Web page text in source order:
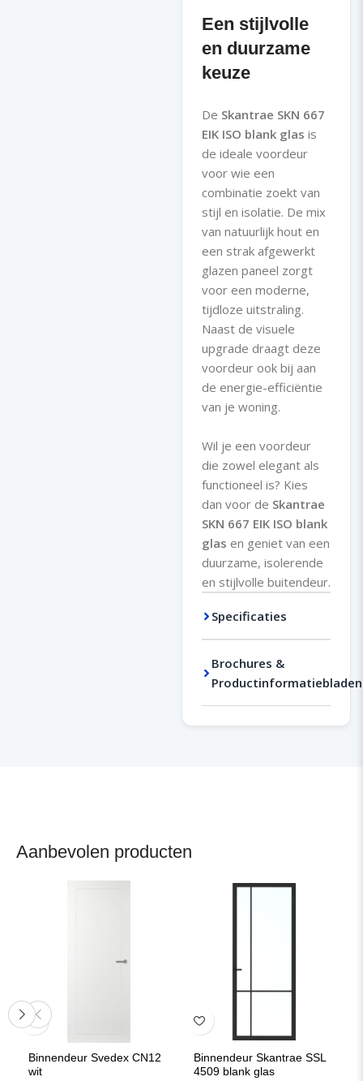
Een stijlvolle
en duurzame
keuze
De Skantrae SKN 667
EIK ISO blank glas is
de ideale voordeur
voor wie een
combinatie zoekt van
stijl en isolatie. De mix
van natuurlijk hout en
een strak afgewerkt
glazen paneel zorgt
voor een moderne,
tijdloze uitstraling.
Naast de visuele
upgrade draagt deze
voordeur ook bij aan
de energie-efficiëntie
van je woning.
Wil je een voordeur
die zowel elegant als
functioneel is? Kies
dan voor de Skantrae
SKN 667 EIK ISO blank
glas en geniet van een
duurzame, isolerende
en stijlvolle buitendeur.
Specificaties
Brochures &
Productinformatiebladen
Aanbevolen producten
Binnendeur Svedex CN12
wit
Binnendeur Skantrae SSL
4509 blank glas